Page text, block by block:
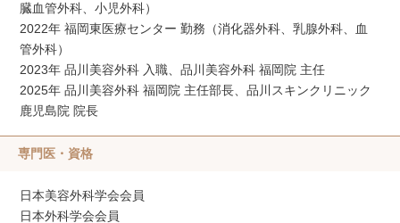
臓血管外科、小児外科）
2022年 福岡東医療センター 勤務（消化器外科、乳腺外科、血
管外科）
2023年 品川美容外科 入職、品川美容外科 福岡院 主任
2025年 品川美容外科 福岡院 主任部長、品川スキンクリニック
鹿児島院 院長
専門医・資格
日本美容外科学会会員
日本外科学会会員